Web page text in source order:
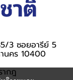
3 ซอยอารีย์ 5
นคร 10400
ากฎ